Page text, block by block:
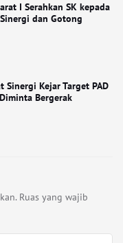
I Serahkan SK kepada
dan Gotong
Sinergi Kejar Target PAD
Bergerak
Ruas yang wajib